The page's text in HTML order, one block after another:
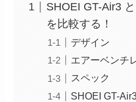
SHOEI GT-Air3
を比較する！
デザイン
エアーベンチ
スペック
SHOEI GT-